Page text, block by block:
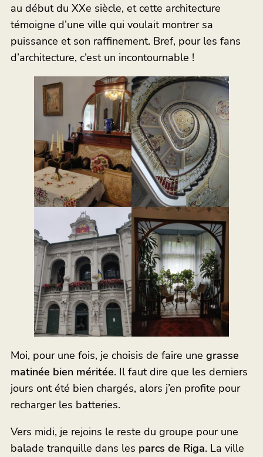
au début du XXe siècle, et cette architecture
témoigne d’une ville qui voulait montrer sa
puissance et son raffinement. Bref, pour les fans
d’architecture, c’est un incontournable !
Moi, pour une fois, je choisis de faire une grasse
matinée bien méritée. Il faut dire que les derniers
jours ont été bien chargés, alors j’en profite pour
recharger les batteries.
Vers midi, je rejoins le reste du groupe pour une
balade tranquille dans les parcs de Riga. La ville